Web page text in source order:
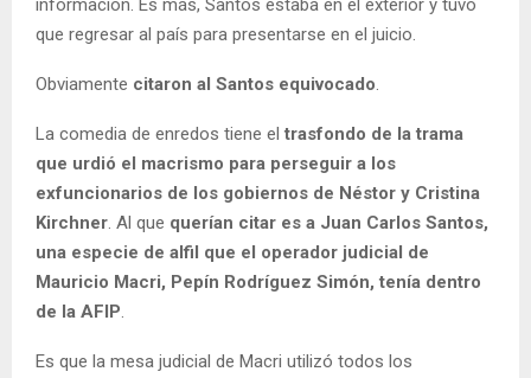
información. Es más, Santos estaba en el exterior y tuvo
que regresar al país para presentarse en el juicio.
Obviamente citaron al Santos equivocado.
La comedia de enredos tiene el trasfondo de la trama
que urdió el macrismo para perseguir a los
exfuncionarios de los gobiernos de Néstor y Cristina
Kirchner. Al que querían citar es a Juan Carlos Santos,
una especie de alfil que el operador judicial de
Mauricio Macri, Pepín Rodríguez Simón, tenía dentro
de la AFIP.
Es que la mesa judicial de Macri utilizó todos los